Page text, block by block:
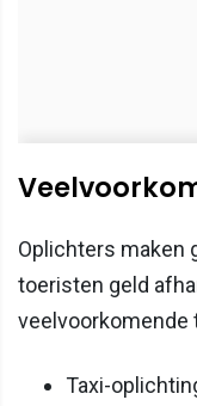
Oplichters maken
toeristen geld
veelvoorkomende
Taxi-